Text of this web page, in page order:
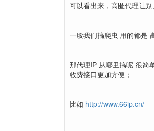
可以看出来，高匿代理让
一般我们搞爬虫 用的都是
那代理IP 从哪里搞呢 很简
收费接口更加方便；
比如 http://www.66ip.cn/